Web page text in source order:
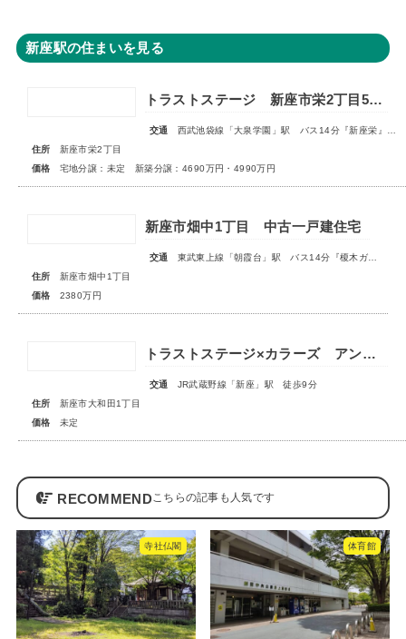
新座駅の住まいを見る
トラストステージ 新座市栄2丁目5期 全9区画 宅地分譲：◇販売予告◇新築分譲：◆販売開始◆
交通
西武池袋線「大泉学園」駅 バス14分『新座栄』停歩5～6分
住所
新座市栄2丁目
価格
宅地分譲：未定 新築分譲：4690万円・4990万円
新座市畑中1丁目 中古一戸建住宅
交通
東武東上線「朝霞台」駅 バス14分『榎木ガード』停歩2分
住所
新座市畑中1丁目
価格
2380万円
トラストステージ×カラーズ アンドプラス新座市大和田1丁目21期 全3棟 ◆販売予告◆
交通
JR武蔵野線「新座」駅 徒歩9分
住所
新座市大和田1丁目
価格
未定
RECOMMEND
寺社仏閣 体育館